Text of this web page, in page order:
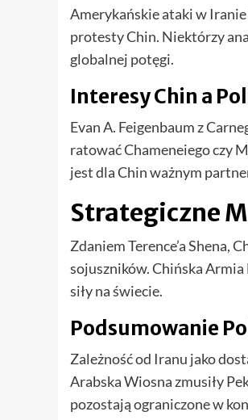
Amerykańskie ataki w
protesty Chin. Niektórzy
globalnej potęgi.
Interesy Chin a
Evan A. Feigenbaum z
ratować Chameneiego czy
jest dla Chin ważnym
Strategiczne
Zdaniem Terence’a Shena,
sojuszników. Chińska
siły na świecie.
Podsumowanie
Zależność od Iranu jako
Arabska Wiosna zmusiły
pozostają ograniczone w